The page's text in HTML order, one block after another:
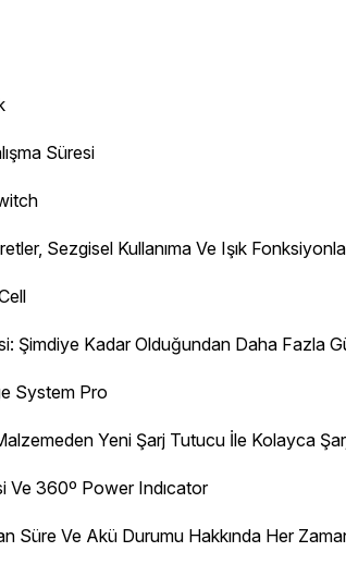
Süresi
Sezgisel Kullanıma Ve Işık
Şimdiye Kadar Olduğundan Daha Fazla
System Pro
Yeni Şarj Tutucu İle Kolayca
Ve 360º Power Indıcator
Süre Ve Akü Durumu Hakkında Her